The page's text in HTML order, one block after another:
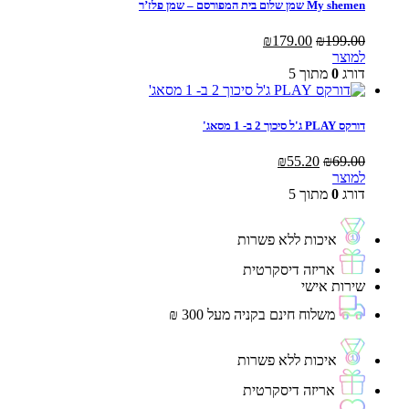
My shemen שמן שלום בית המפורסם – שמן פלז’ר
₪199.00
המחיר
היה:
₪199.00.
₪179.00
₪179.00.
למוצר
דורג 0 מתוך 5
דורקס PLAY ג'ל סיכוך 2 ב- 1 מסאג'
₪69.00
המחיר
היה:
₪55.20
למוצר
דורג 0 מתוך 5
איכות ללא פשרות
אריזה דיסקרטית
שירות אישי
משלוח חינם בקניה מעל 300 ₪
איכות ללא פשרות
אריזה דיסקרטית